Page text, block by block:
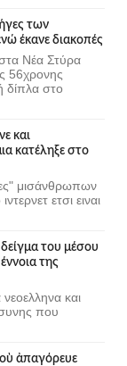
των
έκανε διακοπές
Νέα Στύρα
56χρονης
δίπλα στο
και
κατέληξε στο
μισάνθρωπων
ετσι ειναι
του μέσου
της
και
που
ἀπαγόρευε